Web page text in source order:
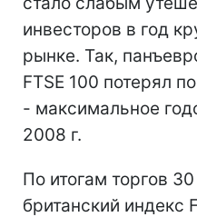
инвесторов в год
рынке. Так,
FTSE 100 потерял
- максимальное
2008 г.
По итогам торгов
британский индекс